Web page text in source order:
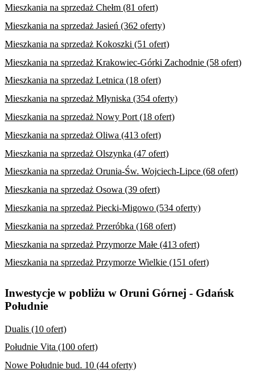
Mieszkania na sprzedaż Chełm (81 ofert)
Mieszkania na sprzedaż Jasień (362 oferty)
Mieszkania na sprzedaż Kokoszki (51 ofert)
Mieszkania na sprzedaż Krakowiec-Górki Zachodnie (58 ofert)
Mieszkania na sprzedaż Letnica (18 ofert)
Mieszkania na sprzedaż Młyniska (354 oferty)
Mieszkania na sprzedaż Nowy Port (18 ofert)
Mieszkania na sprzedaż Oliwa (413 ofert)
Mieszkania na sprzedaż Olszynka (47 ofert)
Mieszkania na sprzedaż Orunia-Św. Wojciech-Lipce (68 ofert)
Mieszkania na sprzedaż Osowa (39 ofert)
Mieszkania na sprzedaż Piecki-Migowo (534 oferty)
Mieszkania na sprzedaż Przeróbka (168 ofert)
Mieszkania na sprzedaż Przymorze Małe (413 ofert)
Mieszkania na sprzedaż Przymorze Wielkie (151 ofert)
Inwestycje w pobliżu w Oruni Górnej - Gdańsk
Południe
Dualis (10 ofert)
Południe Vita (100 ofert)
Nowe Południe bud. 10 (44 oferty)